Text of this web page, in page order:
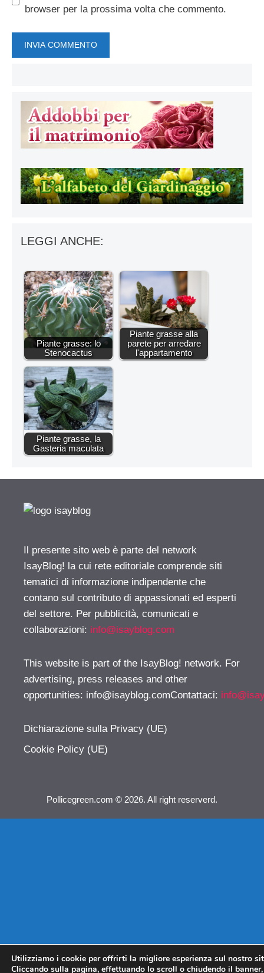
browser per la prossima volta che commento.
LEGGI ANCHE:
Piante grasse: lo
Stenocactus
Piante grasse alla
parete per arredare
l'appartamento
Piante grasse, la
Gasteria maculata
Il presente sito web è parte del network
IsayBlog! la cui rete editoriale comprende siti
tematici di informazione indipendente che
contano sul contributo di appassionati ed esperti
del settore. Per pubblicità, comunicati e
collaborazioni: info@isayblog.com
This website is part of the IsayBlog! network. For
advertising, press releases and other
opportunities: info@isayblog.comContattaci:
Dichiarazione sulla Privacy (UE)
Cookie Policy (UE)
Pollicegreen.com © 2026. All right reserverd.
Utilizziamo i cookie per offrirti la migliore esperienza sul nostro
Cliccando sulla pagina, effettuando lo scroll o chiudendo il